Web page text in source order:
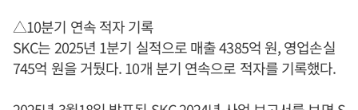
△10분기 연속 적자 기록
SKC는 2025년 1분기 실적으로 매출 4385억 원, 영업손실
745억 원을 거뒀다. 10개 분기 연속으로 적자를 기록했다.